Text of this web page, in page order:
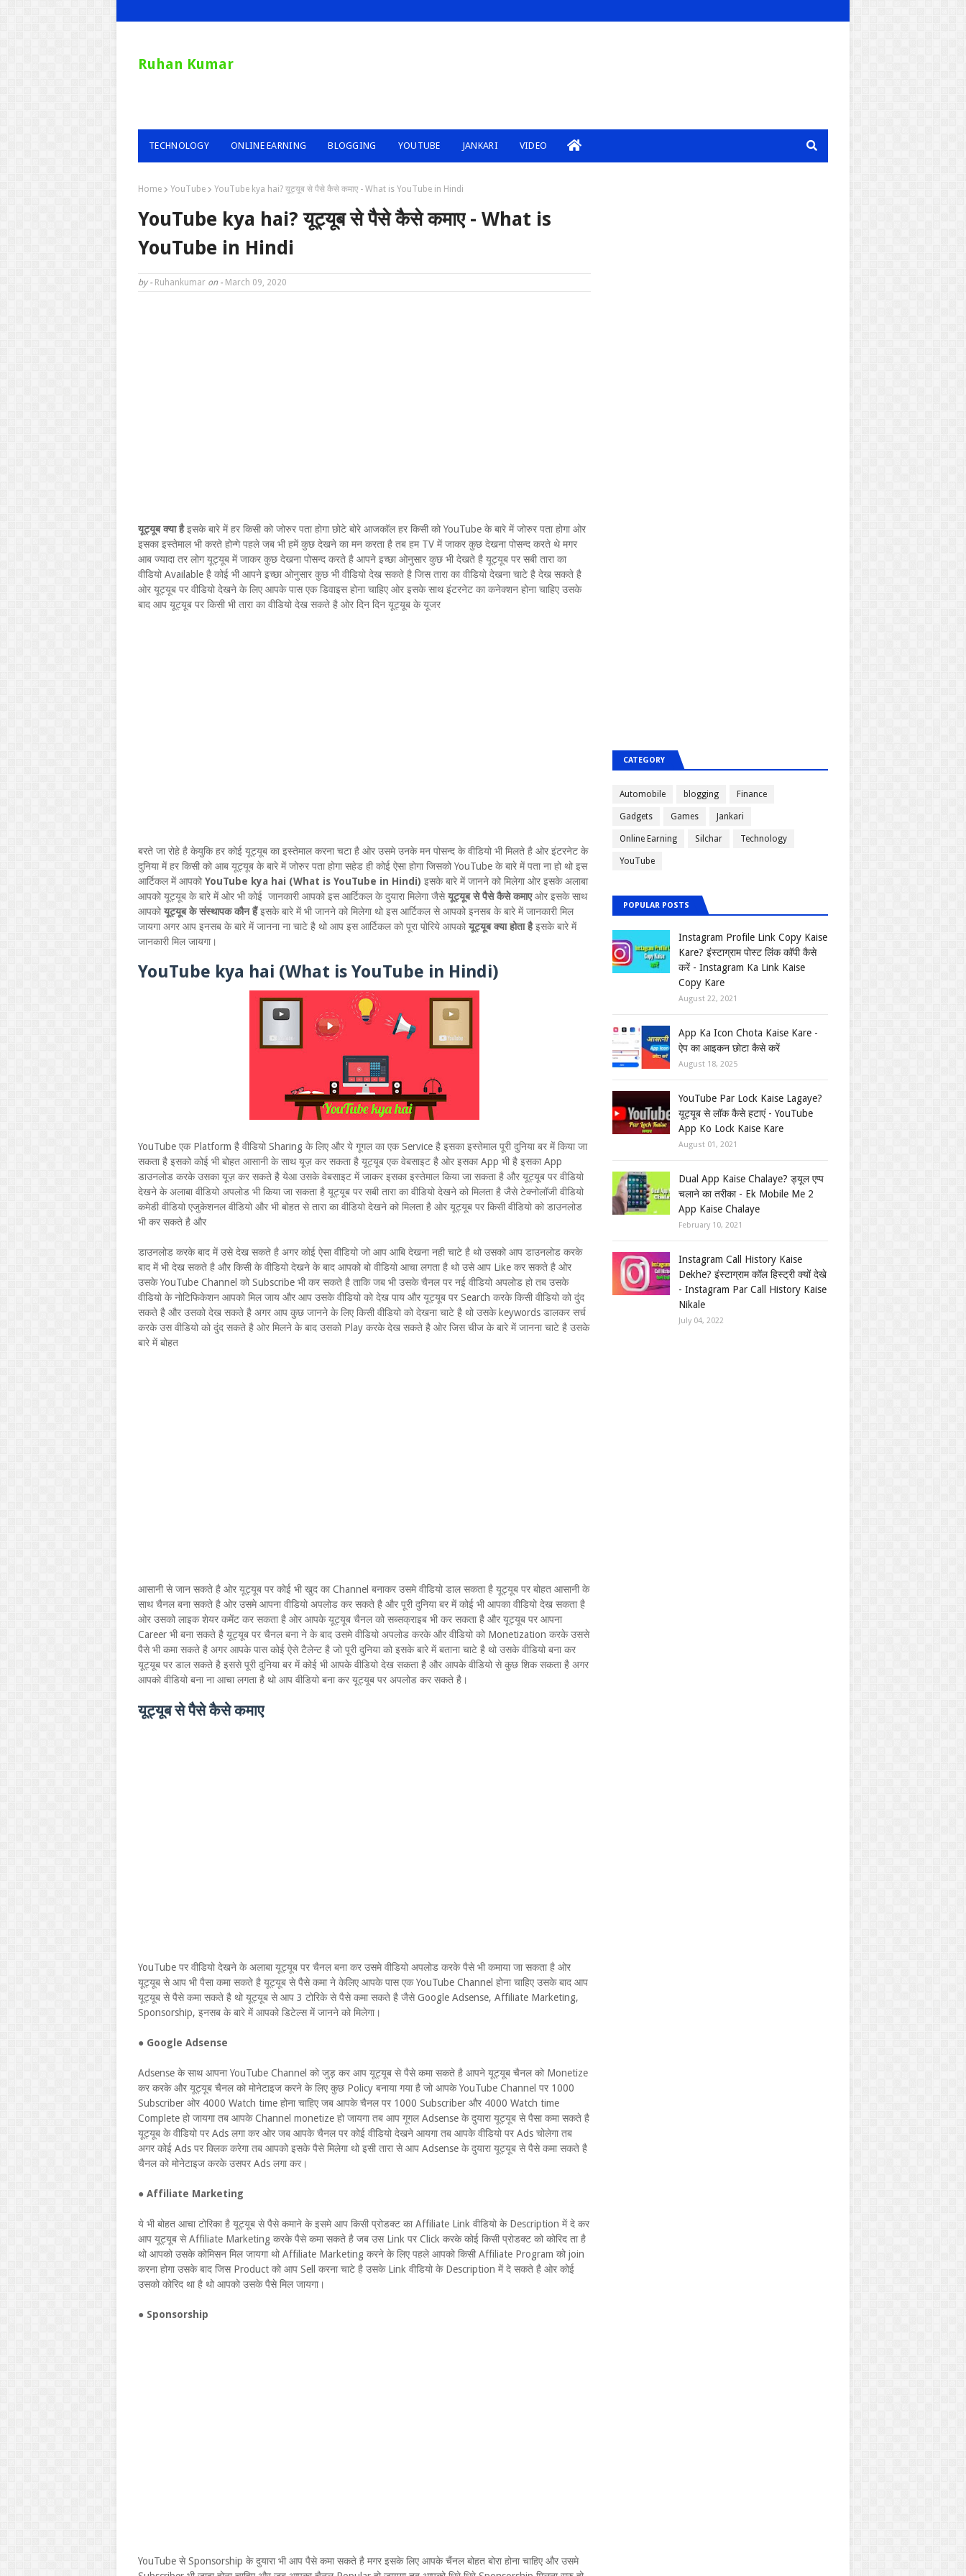
Ruhan Kumar
TECHNOLOGY ONLINE EARNING BLOGGING YOUTUBE JANKARI VIDEO
Home YouTube YouTube kya hai? यूट्यूब से पैसे कैसे कमाए - What is YouTube in Hindi
YouTube kya hai? यूट्यूब से पैसे कैसे कमाए - What is
YouTube in Hindi
by - Ruhankumar on - March 09, 2020
यूट्यूब क्या हैइसके बारे में हर किसी को जोरुर पता होगा छोटे बोरे आजकॉल हर किसी को YouTube के बारे में जोरुर पता होगा ओर
इसका इस्तेमाल भी करते होन्गे पहले जब भी हमें कुछ देखने का मन करता है तब हम TV में जाकर कुछ देखना पोसन्द करते थे मगर
आब ज्यादा तर लोग यूट्यूब में जाकर कुछ देखना पोसन्द करते है आपने इच्छा ओनुसार कुछ भी देखते है यूट्यूब पर सबी तारा का
वीडियो Available है कोई भी आपने इच्छा ओनुसार कुछ भी वीडियो देख सकते है जिस तारा का वीडियो देखना चाटे है देख सकते है
ओर यूट्यूब पर वीडियो देखने के लिए आपके पास एक डिवाइस होना चाहिए ओर इसके साथ इंटरनेट का कनेक्शन होना चाहिए उसके
बाद आप यूट्यूब पर किसी भी तारा का वीडियो देख सकते है ओर दिन दिन यूट्यूब के यूजर
बरते जा रोहे है केयुकि हर कोई यूट्यूब का इस्तेमाल करना चटा है ओर उसमे उनके मन पोसन्द के वीडियो भी मिलते है ओर इंटरनेट के
दुनिया में हर किसी को आब यूट्यूब के बारे में जोरुर पता होगा सहेड ही कोई ऐसा होगा जिसको YouTube के बारे में पता ना हो थो इस
आर्टिकल में आपकोYouTube kya hai (What is YouTube in Hindi) इसके बारे में जानने को मिलेगा ओर इसके अलाबा
आपको यूट्यूब के बारे में ओर भी कोई जानकारी आपको इस आर्टिकल के दुयारा मिलेगा जैसेयूट्यूब से पैसे कैसे कमाएओर इसके साथ
आपकोयूट्यूब के संस्थापक कौन हैंइसके बारे में भी जानने को मिलेगा थो इस आर्टिकल से आपको इनसब के बारे में जानकारी मिल
जायगा अगर आप इनसब के बारे में जानना ना चाटे है थो आप इस आर्टिकल को पूरा पोरिये आपकोयूट्यूब क्या होता हैइसके बारे में
जानकारी मिल जायगा।
YouTube kya hai (What is YouTube in Hindi)
YouTube एक Platform है वीडियो Sharing के लिए और ये गूगल का एक Service है इसका इस्तेमाल पूरी दुनिया बर में किया जा
सकता है इसको कोई भी बोहत आसानी के साथ यूज़ कर सकता है यूट्यूब एक वेबसाइट है ओर इसका App भी है इसका App
डाउनलोड करके उसका यूज़ कर सकते है येआ उसके वेबसाइट में जाकर इसका इस्तेमाल किया जा सकता है और यूट्यूब पर वीडियो
देखने के अलाबा वीडियो अपलोड भी किया जा सकता है यूट्यूब पर सबी तारा का वीडियो देखने को मिलता है जैसे टेक्नोलॉजी वीडियो
कमेडी वीडियो एजुकेशनल वीडियो और भी बोहत से तारा का वीडियो देखने को मिलता है ओर यूट्यूब पर किसी वीडियो को डाउनलोड
भी कर सकते है और
डाउनलोड करके बाद में उसे देख सकते है अगर कोई ऐसा वीडियो जो आप आबि देखना नही चाटे है थो उसको आप डाउनलोड करके
बाद में भी देख सकते है और किसी के वीडियो देखने के बाद आपको बो वीडियो आचा लगता है थो उसे आप Like कर सकते है ओर
उसके YouTube Channel को Subscribe भी कर सकते है ताकि जब भी उसके चैनल पर नई वीडियो अपलोड हो तब उसके
वीडियो के नोटिफिकेशन आपको मिल जाय और आप उसके वीडियो को देख पाय और यूट्यूब पर Search करके किसी वीडियो को दुंद
सकते है और उसको देख सकते है अगर आप कुछ जानने के लिए किसी वीडियो को देखना चाटे है थो उसके keywords डालकर सर्च
करके उस वीडियो को दुंद सकते है ओर मिलने के बाद उसको Play करके देख सकते है ओर जिस चीज के बारे में जानना चाटे है उसके
बारे में बोहत
आसानी से जान सकते है ओर यूट्यूब पर कोई भी खुद का Channel बनाकर उसमे वीडियो डाल सकता है यूट्यूब पर बोहत आसानी के
साथ चैनल बना सकते है ओर उसमे आपना वीडियो अपलोड कर सकते है और पूरी दुनिया बर में कोई भी आपका वीडियो देख सकता है
ओर उसको लाइक शेयर कमेंट कर सकता है ओर आपके यूट्यूब चैनल को सब्सक्राइब भी कर सकता है और यूट्यूब पर आपना
Career भी बना सकते है यूट्यूब पर चैनल बना ने के बाद उसमे वीडियो अपलोड करके और वीडियो को Monetization करके उससे
पैसे भी कमा सकते है अगर आपके पास कोई ऐसे टैलेन्ट है जो पूरी दुनिया को इसके बारे में बताना चाटे है थो उसके वीडियो बना कर
यूट्यूब पर डाल सकते है इससे पूरी दुनिया बर में कोई भी आपके वीडियो देख सकता है और आपके वीडियो से कुछ शिक सकता है अगर
आपको वीडियो बना ना आचा लगता है थो आप वीडियो बना कर यूट्यूब पर अपलोड कर सकते है।
यूट्यूब से पैसे कैसे कमाए
YouTube पर वीडियो देखने के अलाबा यूट्यूब पर चैनल बना कर उसमे वीडियो अपलोड करके पैसे भी कमाया जा सकता है ओर
यूट्यूब से आप भी पैसा कमा सकते है यूट्यूब से पैसे कमा ने केलिए आपके पास एक YouTube Channel होना चाहिए उसके बाद आप
यूट्यूब से पैसे कमा सकते है थो यूट्यूब से आप 3 टोरिके से पैसे कमा सकते है जैसे Google Adsense, Affiliate Marketing,
Sponsorship, इनसब के बारे में आपको डिटेल्स में जानने को मिलेगा।
● Google Adsense
Adsense के साथ आपना YouTube Channel को जुड़ कर आप यूट्यूब से पैसे कमा सकते है आपने यूट्यूब चैनल को Monetize
कर करके और यूट्यूब चैनल को मोनेटाइज करने के लिए कुछ Policy बनाया गया है जो आपके YouTube Channel पर 1000
Subscriber ओर 4000 Watch time होना चाहिए जब आपके चैनल पर 1000 Subscriber और 4000 Watch time
Complete हो जायगा तब आपके Channel monetize हो जायगा तब आप गूगल Adsense के दुयारा यूट्यूब से पैसा कमा सकते है
यूट्यूब के वीडियो पर Ads लगा कर ओर जब आपके चैनल पर कोई वीडियो देखने आयगा तब आपके वीडियो पर Ads चोलेगा तब
अगर कोई Ads पर क्लिक करेगा तब आपको इसके पैसे मिलेगा थो इसी तारा से आप Adsense के दुयारा यूट्यूब से पैसे कमा सकते है
चैनल को मोनेटाइज करके उसपर Ads लगा कर।
● Affiliate Marketing
ये भी बोहत आचा टोरिका है यूट्यूब से पैसे कमाने के इसमे आप किसी प्रोडक्ट का Affiliate Link वीडियो के Description में दे कर
आप यूट्यूब से Affiliate Marketing करके पैसे कमा सकते है जब उस Link पर Click करके कोई किसी प्रोडक्ट को कोरिद ता है
थो आपको उसके कोमिसन मिल जायगा थो Affiliate Marketing करने के लिए पहले आपको किसी Affiliate Program को join
करना होगा उसके बाद जिस Product को आप Sell करना चाटे है उसके Link वीडियो के Description में दे सकते है ओर कोई
उसको कोरिद था है थो आपको उसके पैसे मिल जायगा।
● Sponsorship
YouTube से Sponsorship के दुयारा भी आप पैसे कमा सकते है मगर इसके लिए आपके चैंनल बोहत बोरा होना चाहिए और उसमे
CATEGORY
Automobile blogging Finance
Gadgets Games Jankari
Online Earning Silchar Technology
YouTube
POPULAR POSTS
Instagram Profile Link Copy Kaise
Kare? इंस्टाग्राम पोस्ट लिंक कॉपी कैसे
करें - Instagram Ka Link Kaise
Copy Kare
August 22, 2021
App Ka Icon Chota Kaise Kare -
ऐप का आइकन छोटा कैसे करें
August 18, 2025
YouTube Par Lock Kaise Lagaye?
यूट्यूब से लॉक कैसे हटाएं - YouTube
App Ko Lock Kaise Kare
August 01, 2021
Dual App Kaise Chalaye? ड्यूल एप्प
चलाने का तरीका - Ek Mobile Me 2
App Kaise Chalaye
February 10, 2021
Instagram Call History Kaise
Dekhe? इंस्टाग्राम कॉल हिस्ट्री क्यों देखे
- Instagram Par Call History Kaise
Nikale
July 04, 2022